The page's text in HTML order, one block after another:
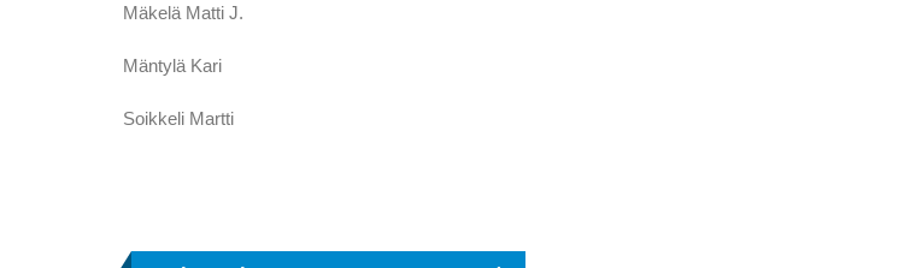
Mäkelä Matti J.
Mäntylä Kari
Soikkeli Martti